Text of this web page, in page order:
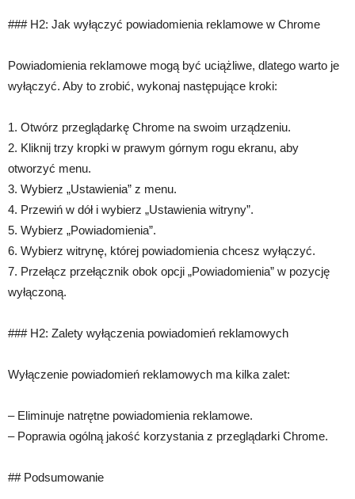
### H2: Jak wyłączyć powiadomienia reklamowe w Chrome
Powiadomienia reklamowe mogą być uciążliwe, dlatego warto je
wyłączyć. Aby to zrobić, wykonaj następujące kroki:
1. Otwórz przeglądarkę Chrome na swoim urządzeniu.
2. Kliknij trzy kropki w prawym górnym rogu ekranu, aby
otworzyć menu.
3. Wybierz „Ustawienia” z menu.
4. Przewiń w dół i wybierz „Ustawienia witryny”.
5. Wybierz „Powiadomienia”.
6. Wybierz witrynę, której powiadomienia chcesz wyłączyć.
7. Przełącz przełącznik obok opcji „Powiadomienia” w pozycję
wyłączoną.
### H2: Zalety wyłączenia powiadomień reklamowych
Wyłączenie powiadomień reklamowych ma kilka zalet:
– Eliminuje natrętne powiadomienia reklamowe.
– Poprawia ogólną jakość korzystania z przeglądarki Chrome.
## Podsumowanie